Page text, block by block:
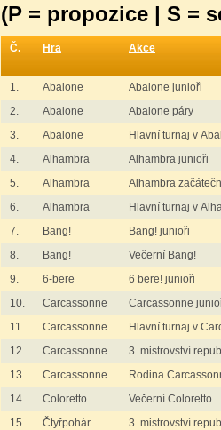
(P = propozice | S =
Č. Hra Akce
1. Abalone
Abalone junioři
2.
Abalone
Abalone páry
3.
Abalone
Hlavní turnaj v
4.
Alhambra
Alhambra junioři
5.
Alhambra
Alhambra
6.
Alhambra
Hlavní turnaj v
7.
Bang!
Bang! junioři
8.
Bang!
Večerní Bang!
9.
6-bere
6 bere! junioři
10.
Carcassonne
Carcassonne
11.
Carcassonne
Hlavní turnaj v
12.
Carcassonne
3. mistrovství
13.
Carcassonne
Rodina
14.
Coloretto
Večerní Coloretto
15.
Čtyřpohár
3. mistrovství